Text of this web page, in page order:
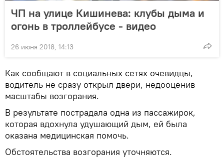
ЧП на улице Кишинева: клубы дыма и
огонь в троллейбусе - видео
26 июня 2018, 14:13
Как сообщают в социальных сетях очевидцы,
водитель не сразу открыл двери, недооценив
масштабы возгорания.
В результате пострадала одна из пассажирок,
которая вдохнула удушающий дым, ей была
оказана медицинская помочь.
Обстоятельства возгорания уточняются.